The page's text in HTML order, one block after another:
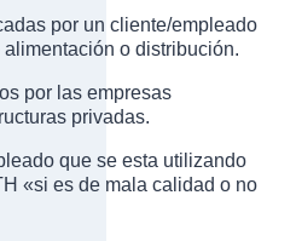
por un cliente/empleado
o distribución.
por las empresas
privadas.
que se esta utilizando
«si es de mala calidad o no